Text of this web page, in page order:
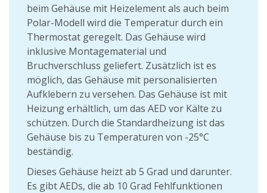
beim Gehäuse mit Heizelement als auch beim
Polar-Modell wird die Temperatur durch ein
Thermostat geregelt. Das Gehäuse wird
inklusive Montagematerial und
Bruchverschluss geliefert. Zusätzlich ist es
möglich, das Gehäuse mit personalisierten
Aufklebern zu versehen. Das Gehäuse ist mit
Heizung erhältlich, um das AED vor Kälte zu
schützen. Durch die Standardheizung ist das
Gehäuse bis zu Temperaturen von -25°C
beständig.
Dieses Gehäuse heizt ab 5 Grad und darunter.
Es gibt AEDs, die ab 10 Grad Fehlfunktionen